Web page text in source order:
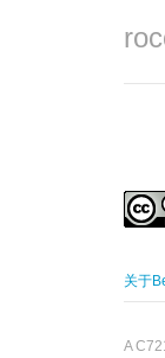
关于
A